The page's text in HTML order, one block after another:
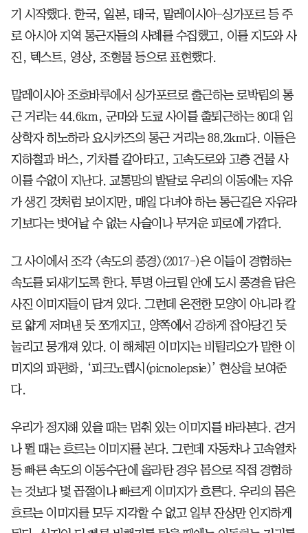
기 시작했다. 한국, 일본, 태국, 말레이시아-싱가포르 등 주
로 아시아 지역 통근자들의 사례를 수집했고, 이를 지도와 사
진, 텍스트, 영상, 조형물 등으로 표현했다.
말레이시아 조호바루에서 싱가포르로 출근하는 로박림의 통
근 거리는 44.6km, 군마와 도쿄 사이를 출퇴근하는 80대 임
상학자 히노하라 요시카즈의 통근 거리는 88.2km다. 이들은
지하철과 버스, 기차를 갈아타고, 고속도로와 고층 건물 사
이를 수없이 지난다. 교통망의 발달로 우리의 이동에는 자유
가 생긴 것처럼 보이지만, 매일 다녀야 하는 통근길은 자유라
기보다는 벗어날 수 없는 사슬이나 무거운 피로에 가깝다.
그 사이에서 조각 <속도의 풍경>(2017-)은 이들이 경험하는
속도를 되새기도록 한다. 투명 아크릴 안에 도시 풍경을 담은
사진 이미지들이 담겨 있다. 그런데 온전한 모양이 아니라 칼
로 얇게 저며낸 듯 쪼개지고, 양쪽에서 강하게 잡아당긴 듯
눌리고 뭉개져 있다. 이 해체된 이미지는 비릴리오가 말한 이
미지의 파편화, ‘피크노렙시(picnolepsie)’ 현상을 보여준
다.
우리가 정지해 있을 때는 멈춰 있는 이미지를 바라본다. 걷거
나 뛸 때는 흐르는 이미지를 본다. 그런데 자동차나 고속열차
등 빠른 속도의 이동수단에 올라탄 경우 몸으로 직접 경험하
는 것보다 몇 곱절이나 빠르게 이미지가 흐른다. 우리의 몸은
흐르는 이미지를 모두 지각할 수 없고 일부 잔상만 인지하게